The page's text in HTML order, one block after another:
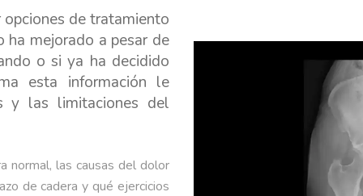
de tratamiento
mejorado a pesar de
o si ya ha decidido
esta información le
y las limitaciones del
normal, las causas del dolor
de cadera y qué ejercicios